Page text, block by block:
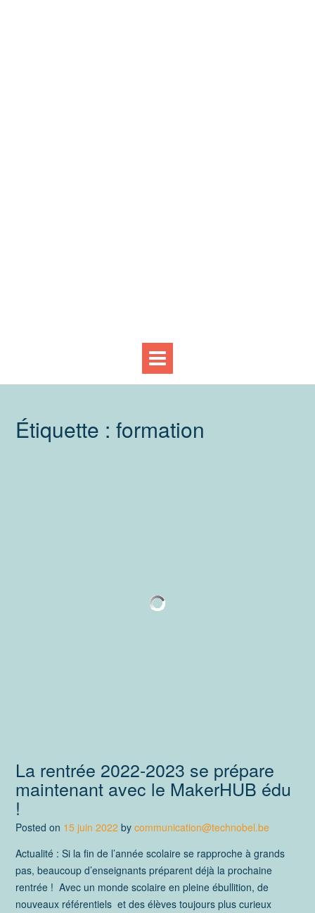
Étiquette : formation
La rentrée 2022-2023 se prépare
maintenant avec le MakerHUB édu
!
Posted on 15 juin 2022 by communication@technobel.be
Actualité : Si la fin de l’année scolaire se rapproche à grands
pas, beaucoup d’enseignants préparent déjà la prochaine
rentrée ! Avec un monde scolaire en pleine ébullition, de
nouveaux référentiels et des élèves toujours plus curieux